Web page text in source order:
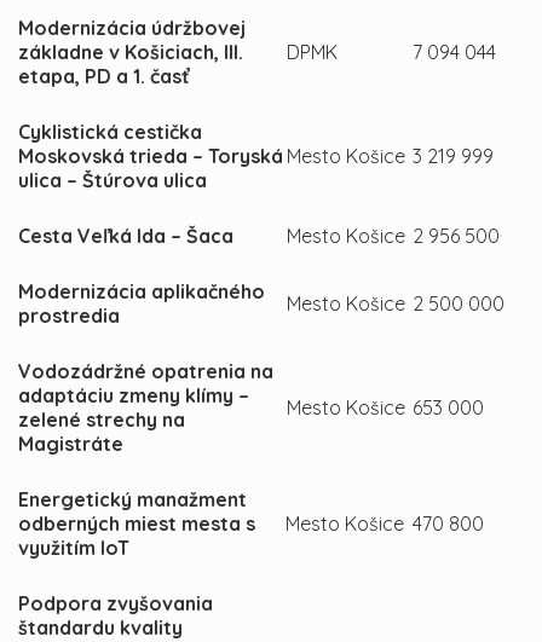
Modernizácia údržbovej
základne v Košiciach, III.
etapa, PD a 1. časť
DPMK 7 094 044
Cyklistická cestička
Moskovská trieda – Toryská
ulica – Štúrova ulica
Mesto Košice 3 219 999
Cesta Veľká Ida – Šaca Mesto Košice 2 956 500
Modernizácia aplikačného
prostredia
Mesto Košice 2 500 000
Vodozádržné opatrenia na
adaptáciu zmeny klímy –
zelené strechy na
Magistráte
Mesto Košice 653 000
Energetický manažment
odberných miest mesta s
využitím IoT
Mesto Košice 470 800
Podpora zvyšovania
štandardu kvality